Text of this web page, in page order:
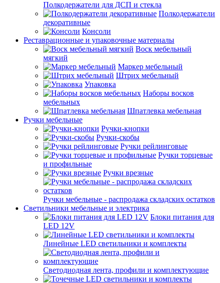
Полкодержатели для ДСП и стекла
Полкодержатели
декоративные
Консоли
Реставрационные и упаковочные материалы
Воск мебельный
мягкий
Маркер мебельный
Штрих мебельный
Упаковка
Наборы восков
мебельных
Шпатлевка мебельная
Ручки мебельные
Ручки-кнопки
Ручки-скобы
Ручки рейлинговые
Ручки торцевые
и профильные
Ручки врезные
Ручки мебельные - распродажа складских остатков
Светильники мебельные и электрика
Блоки питания для
LED 12V
Линейные LED светильники и комплекты
Светодиодная лента, профили и комплектующие